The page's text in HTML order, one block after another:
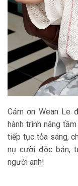
Cảm ơn Wean Le
hành trình nâng
tiếp tục tỏa sáng,
nụ cười độc bản,
người anh!